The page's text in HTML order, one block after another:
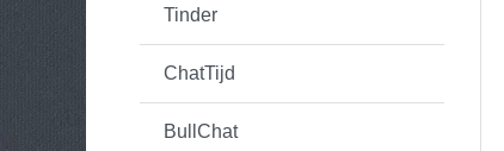
Tinder
ChatTijd
BullChat